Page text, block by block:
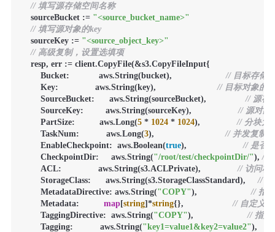
// 填写源存储空间名称
sourceBucket := "<source_bucket_name>"
// 填写源对象的key
sourceKey := "<source_object_key>"
// 高级复制，设置选填项
resp, err := client.CopyFile(&s3.CopyFileInput{
Bucket:            aws.String(bucket), // 目标存储
Key:               aws.String(key), // 目标对象的
SourceBucket:      aws.String(sourceBucket), // 源存
SourceKey:         aws.String(sourceKey), // 源对象
PartSize:          aws.Long(5 * 1024 * 1024), // 分块大
TaskNum:           aws.Long(3), // 并发复制
EnableCheckpoint:  aws.Boolean(true), // 是否
CheckpointDir:     aws.String("/root/test/checkpointDir/"), //
ACL:               aws.String(s3.ACLPrivate), // 访问权
StorageClass:      aws.String(s3.StorageClassStandard), //
MetadataDirective: aws.String("COPY"), // 指
Metadata: map[string]*string{}, // 自定义
TaggingDirective:  aws.String("COPY"), // 指定
Tagging:           aws.String("key1=value1&key2=value2"),